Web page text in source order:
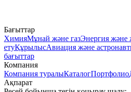
Бағыттар
ХимияМұнай және газЭнергия және
етуҚұрылысАвиация және
бағыттар
Компания
Компания туралыКаталогПортфолио
Ақпарат